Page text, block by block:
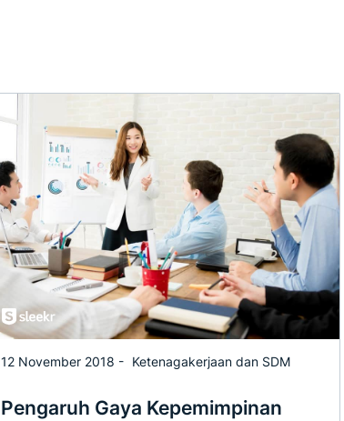
12 November 2018 - Ketenagakerjaan dan SDM
Pengaruh Gaya Kepemimpinan